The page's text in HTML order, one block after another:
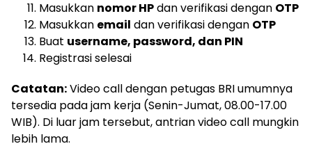
Masukkan nomor HPdan verifikasi dengan OTP
Masukkan email dan verifikasi dengan OTP
Buat username, password, dan PIN
Registrasi selesai
Catatan:Video call dengan petugas BRI umumnya
tersedia pada jam kerja (Senin-Jumat, 08.00-17.00
WIB). Di luar jam tersebut, antrian video call mungkin
lebih lama.